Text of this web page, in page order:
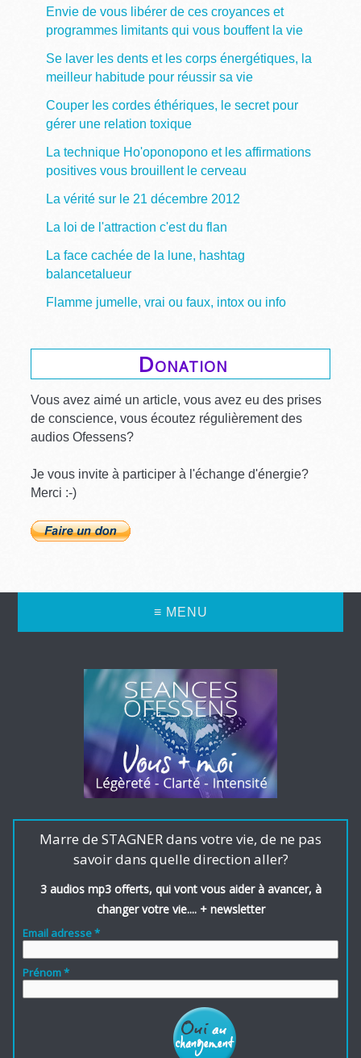
Envie de vous libérer de ces croyances et
programmes limitants qui vous bouffent la vie
Se laver les dents et les corps énergétiques, la
meilleur habitude pour réussir sa vie
Couper les cordes éthériques, le secret pour
gérer une relation toxique
La technique Ho'oponopono et les affirmations
positives vous brouillent le cerveau
La vérité sur le 21 décembre 2012
La loi de l'attraction c'est du flan
La face cachée de la lune, hashtag
balancetalueur
Flamme jumelle, vrai ou faux, intox ou info
Donation
Vous avez aimé un article, vous avez eu des prises
de conscience, vous écoutez régulièrement des
audios Ofessens?
Je vous invite à participer à l'échange d'énergie?
Merci :-)
≡ MENU
Marre de STAGNER dans votre vie, de ne pas
savoir dans quelle direction aller?
3 audios mp3 offerts, qui vont vous aider à avancer, à
changer votre vie.... + newsletter
Email adresse *
Prénom *